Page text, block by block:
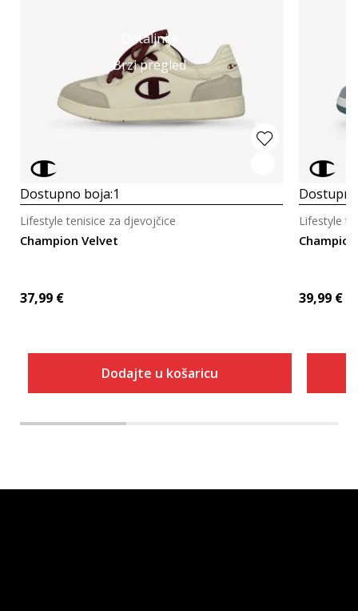
Detaljnije
Brzi pregled
Dostupno boja:1
Champion Velvet
Lifestyle tenisice za djevojčice
37,99 €
Dodajte u košaricu
Lifestyle
39,99 €